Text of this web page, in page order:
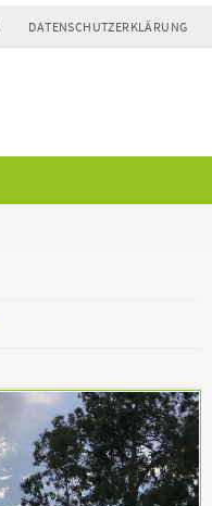
DATENSCHUTZERKLÄRUNG